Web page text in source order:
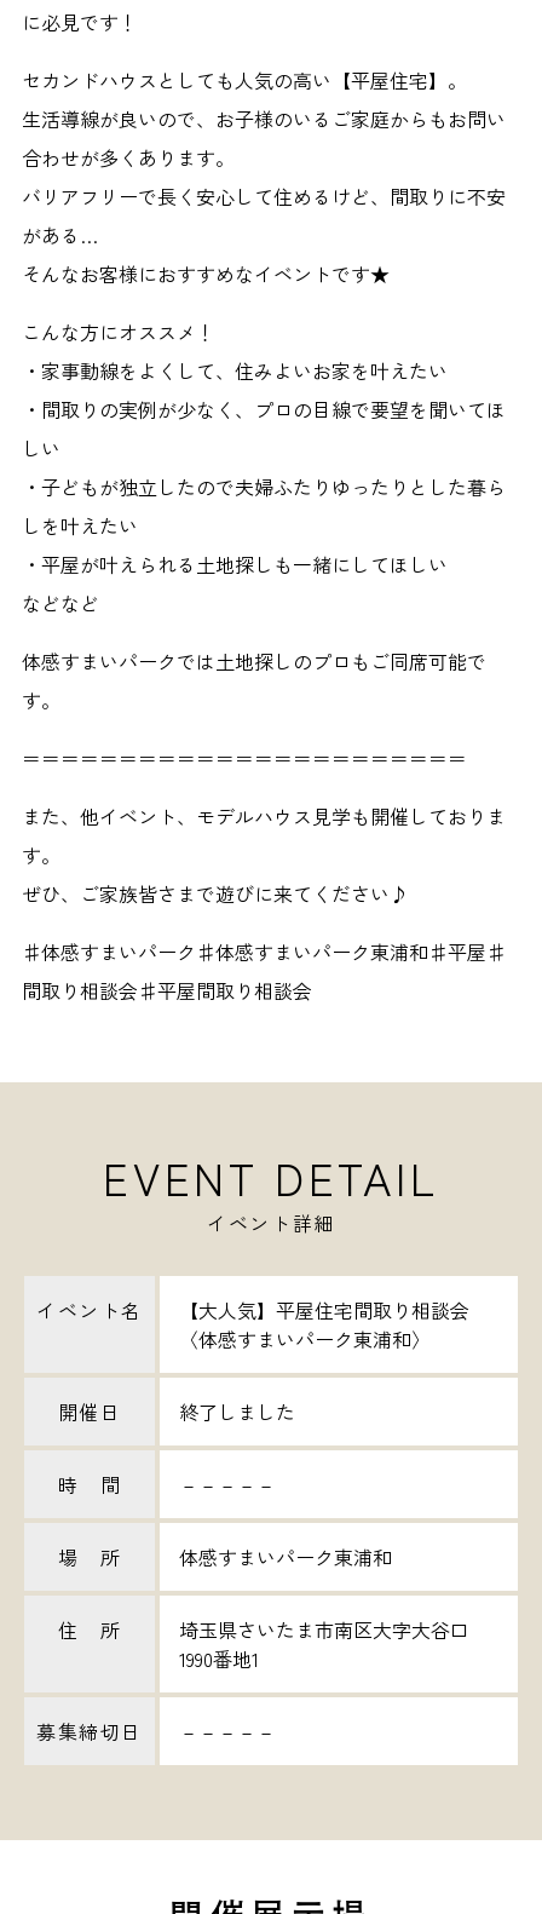
に必見です！
セカンドハウスとしても人気の高い【平屋住宅】。
生活導線が良いので、お子様のいるご家庭からもお問い
合わせが多くあります。
バリアフリーで長く安心して住めるけど、間取りに不安
がある…
そんなお客様におすすめなイベントです★
こんな方にオススメ！
・家事動線をよくして、住みよいお家を叶えたい
・間取りの実例が少なく、プロの目線で要望を聞いてほ
しい
・子どもが独立したので夫婦ふたりゆったりとした暮ら
しを叶えたい
・平屋が叶えられる土地探しも一緒にしてほしい
などなど
体感すまいパークでは土地探しのプロもご同席可能で
す。
＝＝＝＝＝＝＝＝＝＝＝＝＝＝＝＝＝＝＝＝＝＝＝
また、他イベント、モデルハウス見学も開催しておりま
す。
ぜひ、ご家族皆さまで遊びに来てください♪
♯体感すまいパーク♯体感すまいパーク東浦和♯平屋♯
間取り相談会♯平屋間取り相談会
EVENT DETAIL
イベント詳細
イベント名
【大人気】平屋住宅間取り相談会
〈体感すまいパーク東浦和〉
開催日 終了しました
時 間 －－－－－
場 所 体感すまいパーク東浦和
住 所
埼玉県さいたま市南区大字大谷口
1990番地1
募集締切日 －－－－－